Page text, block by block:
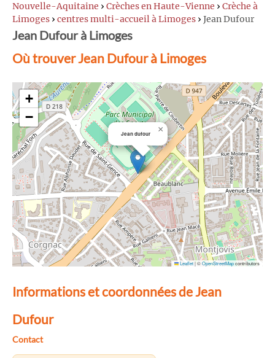
Nouvelle-Aquitaine › Crèches en Haute-Vienne › Crèche à
Limoges › centres multi-accueil à Limoges › Jean Dufour
Jean Dufour à Limoges
Où trouver Jean Dufour à Limoges
Jean dufour ×
+
−
Leaflet|©OpenStreetMapcontributors
Informations et coordonnées de Jean
Dufour
Contact